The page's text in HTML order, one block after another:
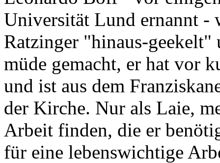
Universität Lund ernannt -
Ratzinger "hinaus-geekelt"
müde gemacht, er hat vor
und ist aus dem
der Kirche. Nur als Laie,
Arbeit finden, die er
für eine lebenswichtige